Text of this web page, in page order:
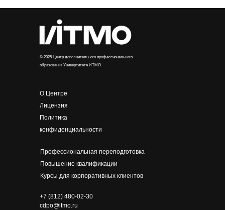
© 2025 Центр дополнительного профессионального
образования Университета ИТМО
О Центре
Лицензия
Политика
конфиденциальности
Профессиональная переподготовка
Повышение квалификации
Курсы для корпоративных клиентов
+7 (812) 480-02-30
cdpo@itmo.ru